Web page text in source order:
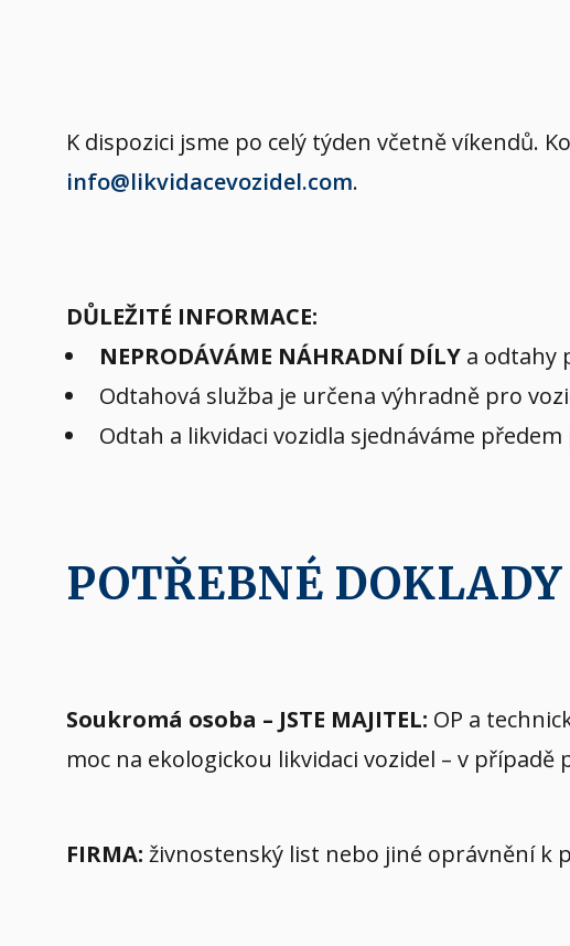
K dispozici jsme po celý týden včetně víkendů.
info@likvidacevozidel.com.
DŮLEŽITÉ INFORMACE:
NEPRODÁVÁME NÁHRADNÍ DÍLY a odtahy
Odtahová služba je určena výhradně pro
Odtah a likvidaci vozidla sjednáváme
POTŘEBNÉ DOKLADY
Soukromá osoba – JSTE MAJITEL: OP a
moc na ekologickou likvidaci vozidel – v
FIRMA: živnostenský list nebo jiné oprávnění k